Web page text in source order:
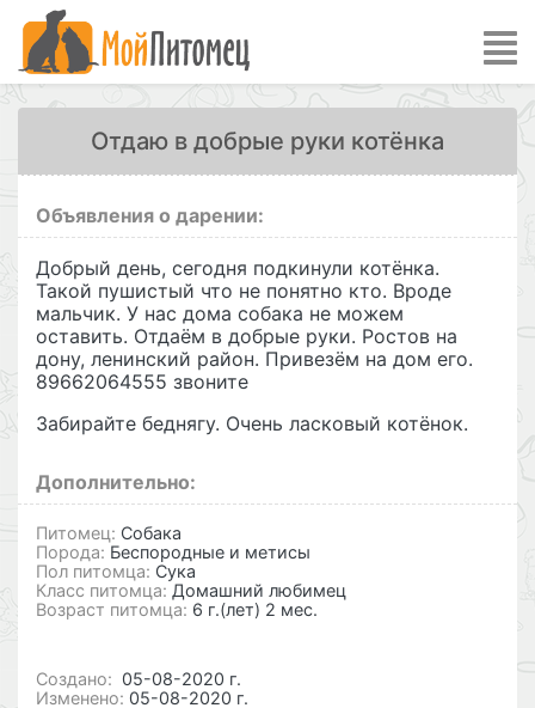
Отдаю в добрые руки котёнка
Объявления о дарении:
Добрый день, сегодня подкинули котёнка.
Такой пушистый что не понятно кто. Вроде
мальчик. У нас дома собака не можем
оставить. Отдаём в добрые руки. Ростов на
дону, ленинский район. Привезём на дом его.
89662064555 звоните
Забирайте беднягу. Очень ласковый котёнок.
Дополнительно:
Питомец: Собака
Порода: Беспородные и метисы
Пол питомца: Сука
Класс питомца: Домашний любимец
Возраст питомца: 6 г.(лет) 2 мес.
Cоздано: 05-08-2020 г.
Изменено: 05-08-2020 г.